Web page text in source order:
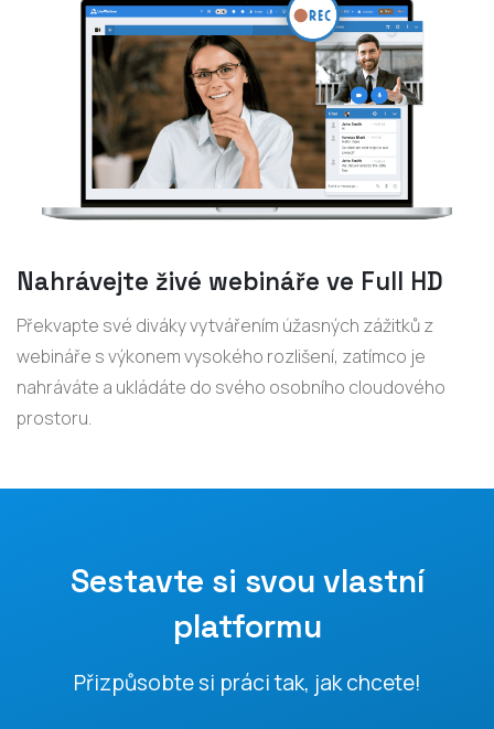
Nahrávejte živé webináře ve Full HD
Překvapte své diváky vytvářením úžasných zážitků z
webináře s výkonem vysokého rozlišení, zatímco je
nahráváte a ukládáte do svého osobního cloudového
prostoru.
Sestavte si svou vlastní
platformu
Přizpůsobte si práci tak, jak chcete!